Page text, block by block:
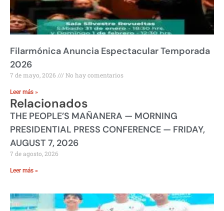
Filarmónica Anuncia Espectacular Temporada
2026
7 de mayo, 2026 No hay comentarios
Leer más »
Relacionados
THE PEOPLE’S MAÑANERA — MORNING
PRESIDENTIAL PRESS CONFERENCE — FRIDAY,
AUGUST 7, 2026
7 de agosto, 2026
Leer más »